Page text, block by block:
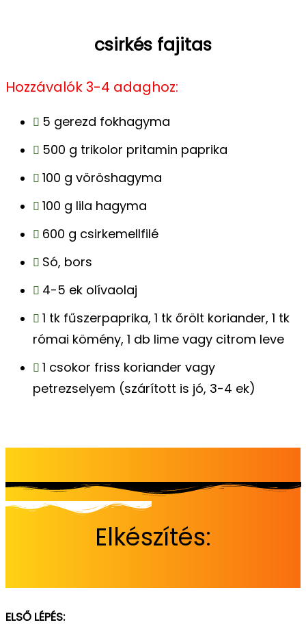
csirkés fajitas
Hozzávalók 3-4 adaghoz:
5 gerezd fokhagyma
500 g trikolor pritamin paprika
100 g vöröshagyma
100 g lila hagyma
600 g csirkemellfilé
Só, bors
4-5 ek olívaolaj
1 tk fűszerpaprika, 1 tk őrölt koriander, 1 tk
római kömény, 1 db lime vagy citrom leve
1 csokor friss koriander vagy
petrezselyem (szárított is jó, 3-4 ek)
Elkészítés:
ELSŐ LÉPÉS: